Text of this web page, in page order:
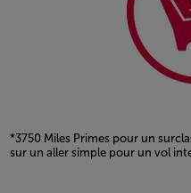
*3750 Miles Primes pour un
sur un aller simple pour un vol